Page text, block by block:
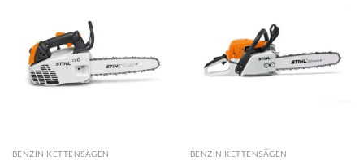
BENZIN KETTENSÄGEN BENZIN KETTENSÄGEN